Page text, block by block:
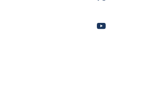
Youtube